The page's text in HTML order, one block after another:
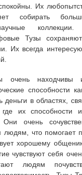
Их
собирать
Тузы
Их всегда
очень находчивы
способности
деньги в областях,
их способности
Они очень
людям, что помогает
хорошему
чувствуют себя
людям